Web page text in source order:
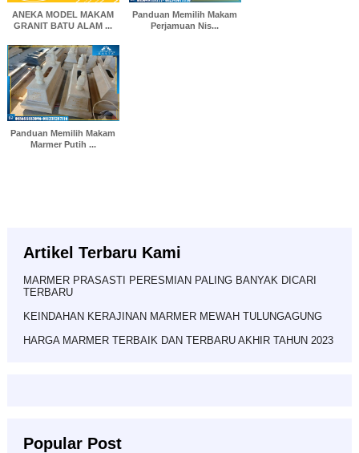
ANEKA MODEL MAKAM
GRANIT BATU ALAM ...
Panduan Memilih Makam
Perjamuan Nis...
Panduan Memilih Makam
Marmer Putih ...
Artikel Terbaru Kami
MARMER PRASASTI PERESMIAN PALING BANYAK DICARI
TERBARU
KEINDAHAN KERAJINAN MARMER MEWAH TULUNGAGUNG
HARGA MARMER TERBAIK DAN TERBARU AKHIR TAHUN 2023
Popular Post